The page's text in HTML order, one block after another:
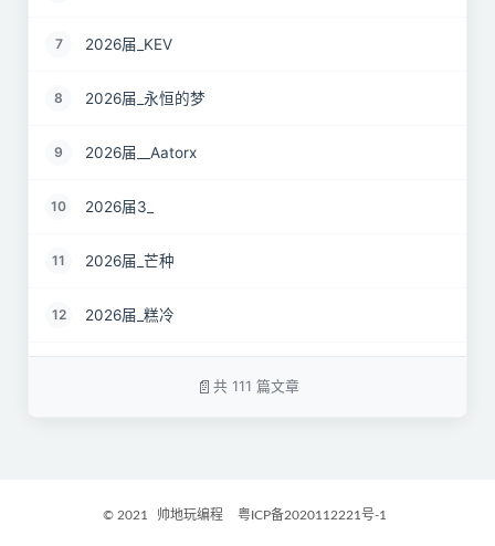
7 2026届_KEV
8 2026届_永恒的梦
9 2026届__Aatorx
10 2026届3_
11 2026届_芒种
12 2026届_糕冷
共 111 篇文章
© 2021 帅地玩编程 粤ICP备2020112221号-1